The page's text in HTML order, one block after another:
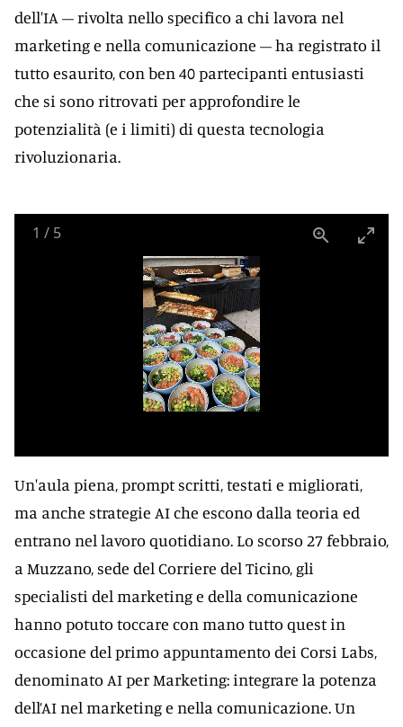
dell'IA – rivolta nello specifico a chi lavora nel
marketing e nella comunicazione – ha registrato il
tutto esaurito, con ben 40 partecipanti entusiasti
che si sono ritrovati per approfondire le
potenzialità (e i limiti) di questa tecnologia
rivoluzionaria.
1 / 5
Un'aula piena, prompt scritti, testati e migliorati,
ma anche strategie AI che escono dalla teoria ed
entrano nel lavoro quotidiano. Lo scorso 27 febbraio,
a Muzzano, sede del Corriere del Ticino, gli
specialisti del marketing e della comunicazione
hanno potuto toccare con mano tutto quest in
occasione del primo appuntamento dei Corsi Labs,
denominato AI per Marketing: integrare la potenza
dell’AI nel marketing e nella comunicazione. Un